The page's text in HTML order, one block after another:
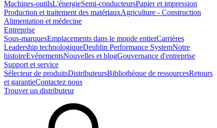
Machines-outilsL'énergieSemi-conducteursPapier et impression
Production et traitement des matériauxAgriculture - Construction
Alimentation et médecine
Entreprise
Sous-marquesEmplacements dans le monde entierCarrières
Leadership technologiqueDeublin Performance SystemNotre
histoireEvénementsNouvelles et blogGouvernance d'entreprise
Support et service
Sélecteur de produitsDistributeursBibliothèque de ressourcesRetours
et garantieContactez nous
Trouver un distributeur